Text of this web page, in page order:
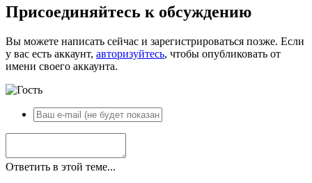
Присоединяйтесь к обсуждению
Вы можете написать сейчас и зарегистрироваться позже. Если
у вас есть аккаунт, авторизуйтесь, чтобы опубликовать от
имени своего аккаунта.
Ответить в этой теме...